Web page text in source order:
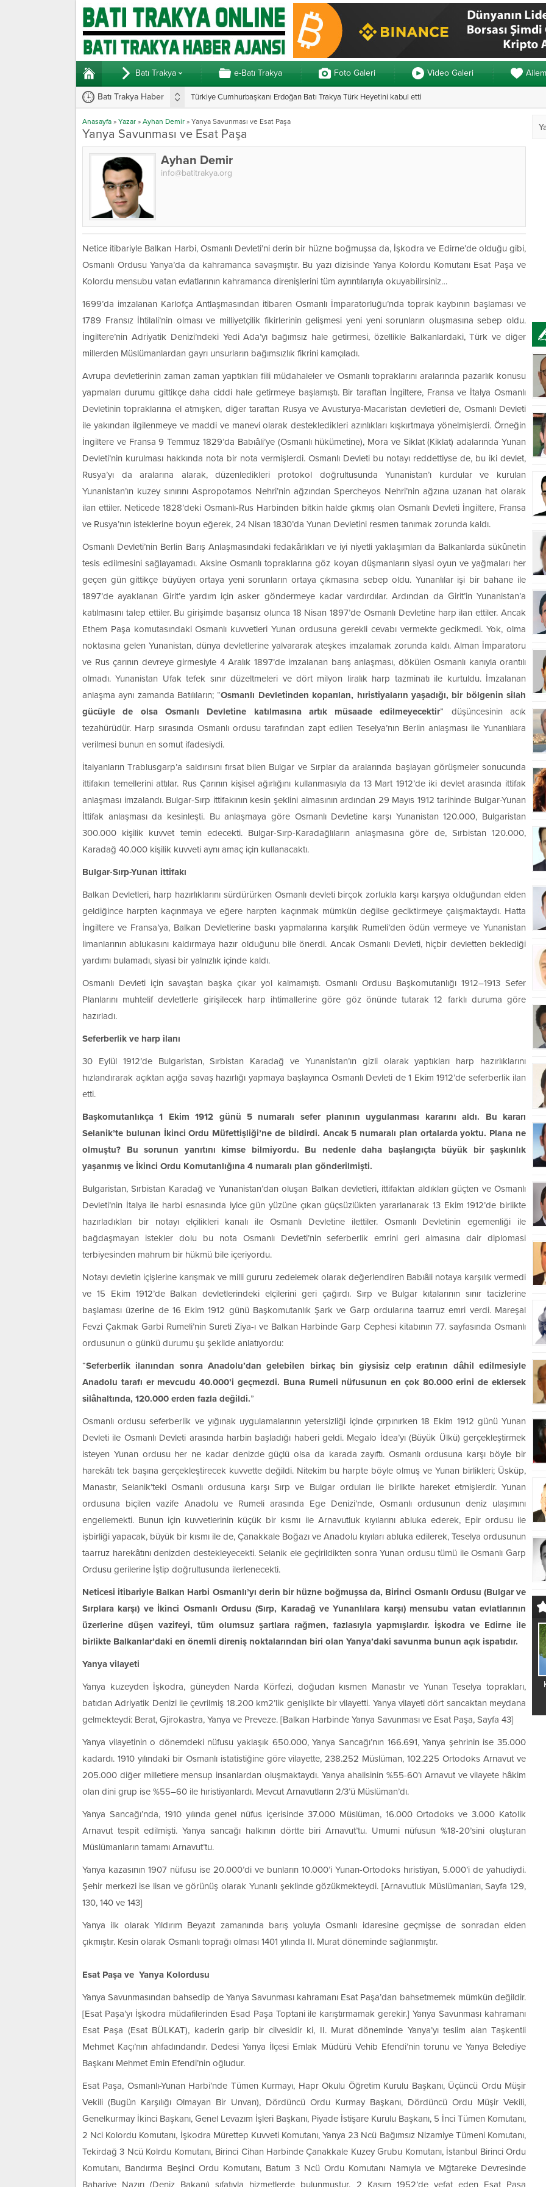
Batı Trakya e-Batı Trakya Foto Galeri Video Galeri Ailem
Batı Trakya Haber Türkiye Cumhurbaşkanı Erdoğan Batı Trakya Türk Heyetini kabul etti
Yunanistan’da vekillerden 3 ayrı yemin
Anasayfa » Yazar » Ayhan Demir » Yanya Savunması ve Esat Paşa
Yanya Savunması ve Esat Paşa
Ayhan Demir
info@batitrakya.org
Netice itibariyle Balkan Harbi, Osmanlı Devleti’ni derin bir hüzne boğmuşsa da, İşkodra ve Edirne’de olduğu gibi,
Osmanlı Ordusu Yanya’da da kahramanca savaşmıştır. Bu yazı dizisinde Yanya Kolordu Komutanı Esat Paşa ve
Kolordu mensubu vatan evlatlarının kahramanca direnişlerini tüm ayrıntılarıyla okuyabilirsiniz…
1699’da imzalanan Karlofça Antlaşmasından itibaren Osmanlı İmparatorluğu’nda toprak kaybının başlaması ve
1789 Fransız İhtilali’nin olması ve milliyetçilik fikirlerinin gelişmesi yeni yeni sorunların oluşmasına sebep oldu.
İngiltere’nin Adriyatik Denizi’ndeki Yedi Ada’yı bağımsız hale getirmesi, özellikle Balkanlardaki, Türk ve diğer
millerden Müslümanlardan gayrı unsurların bağımsızlık fikrini kamçıladı.
Avrupa devletlerinin zaman zaman yaptıkları fiili müdahaleler ve Osmanlı topraklarını aralarında pazarlık konusu
yapmaları durumu gittikçe daha ciddi hale getirmeye başlamıştı. Bir taraftan İngiltere, Fransa ve İtalya Osmanlı
Devletinin topraklarına el atmışken, diğer taraftan Rusya ve Avusturya-Macaristan devletleri de, Osmanlı Devleti
ile yakından ilgilenmeye ve maddi ve manevi olarak destekledikleri azınlıkları kışkırtmaya yönelmişlerdi. Örneğin
İngiltere ve Fransa 9 Temmuz 1829’da Babıâli’ye (Osmanlı hükümetine), Mora ve Siklat (Kiklat) adalarında Yunan
Devleti’nin kurulması hakkında nota bir nota vermişlerdi. Osmanlı Devleti bu notayı reddettiyse de, bu iki devlet,
Rusya’yı da aralarına alarak, düzenledikleri protokol doğrultusunda Yunanistan’ı kurdular ve kurulan
Yunanistan’ın kuzey sınırını Aspropotamos Nehri’nin ağzından Spercheyos Nehri’nin ağzına uzanan hat olarak
ilan ettiler. Neticede 1828’deki Osmanlı-Rus Harbinden bitkin halde çıkmış olan Osmanlı Devleti İngiltere, Fransa
ve Rusya’nın isteklerine boyun eğerek, 24 Nisan 1830’da Yunan Devletini resmen tanımak zorunda kaldı.
Osmanlı Devleti’nin Berlin Barış Anlaşmasındaki fedakârlıkları ve iyi niyetli yaklaşımları da Balkanlarda sükûnetin
tesis edilmesini sağlayamadı. Aksine Osmanlı topraklarına göz koyan düşmanların siyasi oyun ve yağmaları her
geçen gün gittikçe büyüyen ortaya yeni sorunların ortaya çıkmasına sebep oldu. Yunanlılar işi bir bahane ile
1897’de ayaklanan Girit’e yardım için asker göndermeye kadar vardırdılar. Ardından da Girit’in Yunanistan’a
katılmasını talep ettiler. Bu girişimde başarısız olunca 18 Nisan 1897’de Osmanlı Devletine harp ilan ettiler. Ancak
Ethem Paşa komutasındaki Osmanlı kuvvetleri Yunan ordusuna gerekli cevabı vermekte gecikmedi. Yok, olma
noktasına gelen Yunanistan, dünya devletlerine yalvararak ateşkes imzalamak zorunda kaldı. Alman İmparatoru
ve Rus çarının devreye girmesiyle 4 Aralık 1897’de imzalanan barış anlaşması, dökülen Osmanlı kanıyla orantılı
olmadı. Yunanistan Ufak tefek sınır düzeltmeleri ve dört milyon liralık harp tazminatı ile kurtuldu. İmzalanan
anlaşma aynı zamanda Batılıların; “Osmanlı Devletinden koparılan, hıristiyaların yaşadığı, bir bölgenin silah
gücüyle de olsa Osmanlı Devletine katılmasına artık müsaade edilmeyecektir” düşüncesinin acık
tezahürüdür. Harp sırasında Osmanlı ordusu tarafından zapt edilen Teselya’nın Berlin anlaşması ile Yunanlılara
verilmesi bunun en somut ifadesiydi.
İtalyanların Trablusgarp’a saldırısını fırsat bilen Bulgar ve Sırplar da aralarında başlayan görüşmeler sonucunda
ittifakın temellerini attılar. Rus Çarının kişisel ağırlığını kullanmasıyla da 13 Mart 1912’de iki devlet arasında ittifak
anlaşması imzalandı. Bulgar-Sırp ittifakının kesin şeklini almasının ardından 29 Mayıs 1912 tarihinde Bulgar-Yunan
İttifak anlaşması da kesinleşti. Bu anlaşmaya göre Osmanlı Devletine karşı Yunanistan 120.000, Bulgaristan
300.000 kişilik kuvvet temin edecekti. Bulgar-Sırp-Karadağlıların anlaşmasına göre de, Sırbistan 120.000,
Karadağ 40.000 kişilik kuvveti aynı amaç için kullanacaktı.
Bulgar-Sırp-Yunan ittifakı
Balkan Devletleri, harp hazırlıklarını sürdürürken Osmanlı devleti birçok zorlukla karşı karşıya olduğundan elden
geldiğince harpten kaçınmaya ve eğere harpten kaçınmak mümkün değilse geciktirmeye çalışmaktaydı. Hatta
İngiltere ve Fransa’ya, Balkan Devletlerine baskı yapmalarına karşılık Rumeli’den ödün vermeye ve Yunanistan
limanlarının ablukasını kaldırmaya hazır olduğunu bile önerdi. Ancak Osmanlı Devleti, hiçbir devletten beklediği
yardımı bulamadı, siyasi bir yalnızlık içinde kaldı.
Osmanlı Devleti için savaştan başka çıkar yol kalmamıştı. Osmanlı Ordusu Başkomutanlığı 1912–1913 Sefer
Planlarını muhtelif devletlerle girişilecek harp ihtimallerine göre göz önünde tutarak 12 farklı duruma göre
hazırladı.
Seferberlik ve harp ilanı
30 Eylül 1912’de Bulgaristan, Sırbistan Karadağ ve Yunanistan’ın gizli olarak yaptıkları harp hazırlıklarını
hızlandırarak açıktan açığa savaş hazırlığı yapmaya başlayınca Osmanlı Devleti de 1 Ekim 1912’de seferberlik ilan
etti.
Başkomutanlıkça 1 Ekim 1912 günü 5 numaralı sefer planının uygulanması kararını aldı. Bu kararı
Selanik’te bulunan İkinci Ordu Müfettişliği’ne de bildirdi. Ancak 5 numaralı plan ortalarda yoktu. Plana ne
olmuştu? Bu sorunun yanıtını kimse bilmiyordu. Bu nedenle daha başlangıçta büyük bir şaşkınlık
yaşanmış ve İkinci Ordu Komutanlığına 4 numaralı plan gönderilmişti.
Bulgaristan, Sırbistan Karadağ ve Yunanistan’dan oluşan Balkan devletleri, ittifaktan aldıkları güçten ve Osmanlı
Devleti’nin İtalya ile harbi esnasında iyice gün yüzüne çıkan güçsüzlükten yararlanarak 13 Ekim 1912’de birlikte
hazırladıkları bir notayı elçilikleri kanalı ile Osmanlı Devletine ilettiler. Osmanlı Devletinin egemenliği ile
bağdaşmayan istekler dolu bu nota Osmanlı Devleti’nin seferberlik emrini geri almasına dair diplomasi
terbiyesinden mahrum bir hükmü bile içeriyordu.
Notayı devletin içişlerine karışmak ve milli gururu zedelemek olarak değerlendiren Babıâli notaya karşılık vermedi
ve 15 Ekim 1912’de Balkan devletlerindeki elçilerini geri çağırdı. Sırp ve Bulgar kıtalarının sınır tacizlerine
başlaması üzerine de 16 Ekim 1912 günü Başkomutanlık Şark ve Garp ordularına taarruz emri verdi. Mareşal
Fevzi Çakmak Garbi Rumeli’nin Sureti Ziya-ı ve Balkan Harbinde Garp Cephesi kitabının 77. sayfasında Osmanlı
ordusunun o günkü durumu şu şekilde anlatıyordu:
“Seferberlik ilanından sonra Anadolu’dan gelebilen birkaç bin giysisiz celp eratının dâhil edilmesiyle
Anadolu tarafı er mevcudu 40.000’i geçmezdi. Buna Rumeli nüfusunun en çok 80.000 erini de eklersek
silâhaltında, 120.000 erden fazla değildi.”
Osmanlı ordusu seferberlik ve yığınak uygulamalarının yetersizliği içinde çırpınırken 18 Ekim 1912 günü Yunan
Devleti ile Osmanlı Devleti arasında harbin başladığı haberi geldi. Megalo İdea’yı (Büyük Ülkü) gerçekleştirmek
isteyen Yunan ordusu her ne kadar denizde güçlü olsa da karada zayıftı. Osmanlı ordusuna karşı böyle bir
harekâtı tek başına gerçekleştirecek kuvvette değildi. Nitekim bu harpte böyle olmuş ve Yunan birlikleri; Üsküp,
Manastır, Selanik’teki Osmanlı ordusuna karşı Sırp ve Bulgar orduları ile birlikte hareket etmişlerdir. Yunan
ordusuna biçilen vazife Anadolu ve Rumeli arasında Ege Denizi’nde, Osmanlı ordusunun deniz ulaşımını
engellemekti. Bunun için kuvvetlerinin küçük bir kısmı ile Arnavutluk kıyılarını abluka ederek, Epir ordusu ile
işbirliği yapacak, büyük bir kısmı ile de, Çanakkale Boğazı ve Anadolu kıyıları abluka edilerek, Teselya ordusunun
taarruz harekâtını denizden destekleyecekti. Selanik ele geçirildikten sonra Yunan ordusu tümü ile Osmanlı Garp
Ordusu gerilerine İştip doğrultusunda ilerlenecekti.
Neticesi itibariyle Balkan Harbi Osmanlı’yı derin bir hüzne boğmuşsa da, Birinci Osmanlı Ordusu (Bulgar ve
Sırplara karşı) ve İkinci Osmanlı Ordusu (Sırp, Karadağ ve Yunanlılara karşı) mensubu vatan evlatlarının
üzerlerine düşen vazifeyi, tüm olumsuz şartlara rağmen, fazlasıyla yapmışlardır. İşkodra ve Edirne ile
birlikte Balkanlar’daki en önemli direniş noktalarından biri olan Yanya’daki savunma bunun açık ispatıdır.
Yanya vilayeti
Yanya kuzeyden İşkodra, güneyden Narda Körfezi, doğudan kısmen Manastır ve Yunan Teselya toprakları,
batıdan Adriyatik Denizi ile çevrilmiş 18.200 km2’lik genişlikte bir vilayetti. Yanya vilayeti dört sancaktan meydana
gelmekteydi: Berat, Gjirokastra, Yanya ve Preveze. [Balkan Harbinde Yanya Savunması ve Esat Paşa, Sayfa 43]
Yanya vilayetinin o dönemdeki nüfusu yaklaşık 650.000, Yanya Sancağı’nın 166.691, Yanya şehrinin ise 35.000
kadardı. 1910 yılındaki bir Osmanlı istatistiğine göre vilayette, 238.252 Müslüman, 102.225 Ortodoks Arnavut ve
205.000 diğer milletlere mensup insanlardan oluşmaktaydı. Yanya ahalisinin %55-60’ı Arnavut ve vilayete hâkim
olan dini grup ise %55–60 ile hıristiyanlardı. Mevcut Arnavutların 2/3’ü Müslüman’dı.
Yanya Sancağı’nda, 1910 yılında genel nüfus içerisinde 37.000 Müslüman, 16.000 Ortodoks ve 3.000 Katolik
Arnavut tespit edilmişti. Yanya sancağı halkının dörtte biri Arnavut’tu. Umumi nüfusun %18-20’sini oluşturan
Müslümanların tamamı Arnavut’tu.
Yanya kazasının 1907 nüfusu ise 20.000’di ve bunların 10.000’i Yunan-Ortodoks hıristiyan, 5.000’i de yahudiydi.
Şehir merkezi ise lisan ve görünüş olarak Yunanlı şeklinde gözükmekteydi. [Arnavutluk Müslümanları, Sayfa 129,
130, 140 ve 143]
Yanya ilk olarak Yıldırım Beyazıt zamanında barış yoluyla Osmanlı idaresine geçmişse de sonradan elden
çıkmıştır. Kesin olarak Osmanlı toprağı olması 1401 yılında II. Murat döneminde sağlanmıştır.
Esat Paşa ve Yanya Kolordusu
Yanya Savunmasından bahsedip de Yanya Savunması kahramanı Esat Paşa’dan bahsetmemek mümkün değildir.
[Esat Paşa’yı İşkodra müdafilerinden Esad Paşa Toptani ile karıştırmamak gerekir.] Yanya Savunması kahramanı
Esat Paşa (Esat BÜLKAT), kaderin garip bir cilvesidir ki, II. Murat döneminde Yanya’yı teslim alan Taşkentli
Mehmet Kaçı’nın ahfadındandır. Dedesi Yanya İlçesi Emlak Müdürü Vehib Efendi’nin torunu ve Yanya Belediye
Başkanı Mehmet Emin Efendi’nin oğludur.
Esat Paşa, Osmanlı-Yunan Harbi’nde Tümen Kurmayı, Hapr Okulu Öğretim Kurulu Başkanı, Üçüncü Ordu Müşir
Vekili (Bugün Karşılığı Olmayan Bir Unvan), Dördüncü Ordu Kurmay Başkanı, Dördüncü Ordu Müşir Vekili,
Genelkurmay İkinci Başkanı, Genel Levazım İşleri Başkanı, Piyade İstişare Kurulu Başkanı, 5 İnci Tümen Komutanı,
2 Nci Kolordu Komutanı, İşkodra Mürettep Kuvveti Komutanı, Yanya 23 Ncü Bağımsız Nizamiye Tümeni Komutanı,
Tekirdağ 3 Ncü Kolrdu Komutanı, Birinci Cihan Harbinde Çanakkale Kuzey Grubu Komutanı, İstanbul Birinci Ordu
Komutanı, Bandırma Beşinci Ordu Komutanı, Batum 3 Ncü Ordu Komutanı Namıyla ve Mğtareke Devresinde
Bahariye Nazırı (Deniz Bakanı) sıfatıyla hizmetlerde bulunmuştur. 2 Kasım 1952’de vefat eden Esat Paşa
Kosova